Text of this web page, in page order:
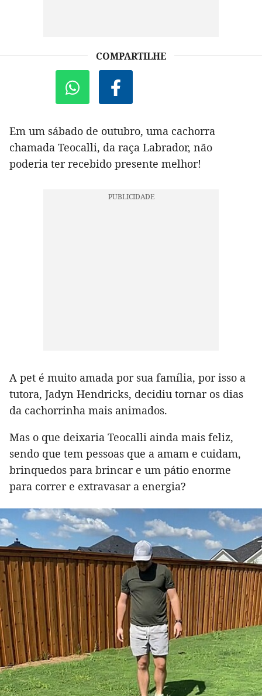
COMPARTILHE
Em um sábado de outubro, uma cachorra
chamada Teocalli, da raça Labrador, não
poderia ter recebido presente melhor!
A pet é muito amada por sua família, por isso a
tutora, Jadyn Hendricks, decidiu tornar os dias
da cachorrinha mais animados.
Mas o que deixaria Teocalli ainda mais feliz,
sendo que tem pessoas que a amam e cuidam,
brinquedos para brincar e um pátio enorme
para correr e extravasar a energia?